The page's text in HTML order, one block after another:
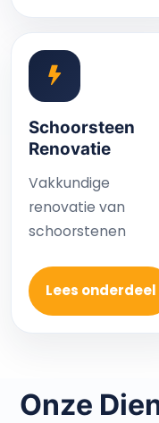
Schoorsteen
Renovatie
Vakkundige
renovatie van
schoorstenen
Lees onderdeel
Onze